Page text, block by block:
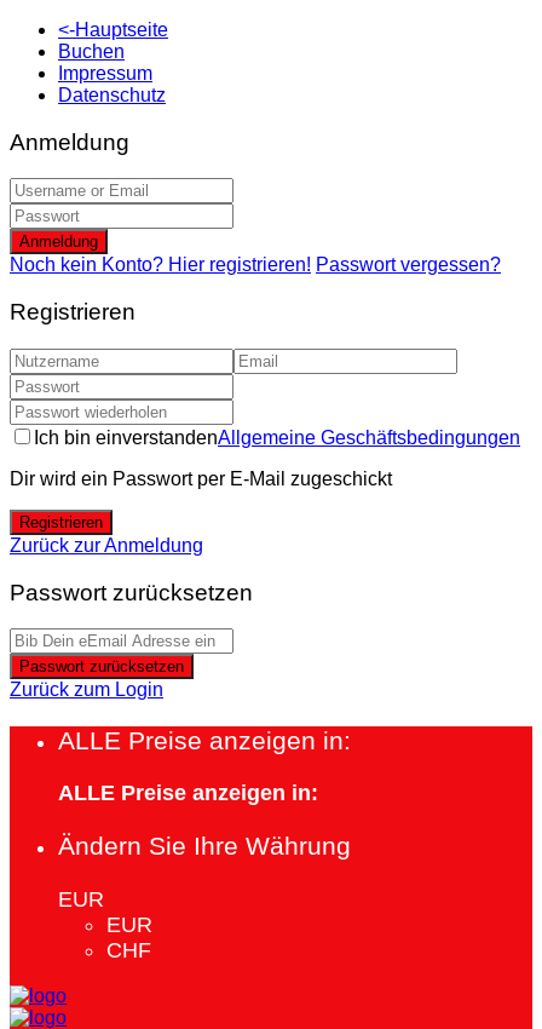
<-Hauptseite
Buchen
Impressum
Datenschutz
Anmeldung
Anmeldung
Noch kein Konto? Hier registrieren! Passwort vergessen?
Registrieren
Ich bin einverstandenAllgemeine Geschäftsbedingungen
Dir wird ein Passwort per E-Mail zugeschickt
Registrieren
Zurück zur Anmeldung
Passwort zurücksetzen
Passwort zurücksetzen
Zurück zum Login
ALLE Preise anzeigen in:
ALLE Preise anzeigen in:
Ändern Sie Ihre Währung
EUR
EUR
CHF